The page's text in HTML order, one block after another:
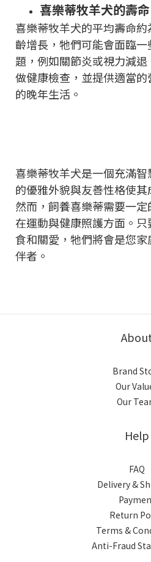
喜樂蒂牧羊犬的壽命
喜樂蒂牧羊犬的平均壽命
齡增長，牠們可能會面臨
題，例如關節炎或視力減
做健康檢查，並提供適當
的晚年生活。
喜樂蒂牧羊犬是一個充滿
的優雅外貌與友善性格使其
然而，飼養喜樂蒂需要一
在運動與健康照護方面。
食和關愛，牠們將會是您
伴者。
Brand
Our
Our
Help
FAQ
Delivery &
Return
Terms &
Anti-Fraud